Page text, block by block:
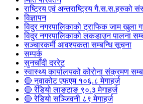
राष्ट्रिय एवं अन्तराष्ट्रिय गै.स.स.हरुको
विज्ञापन
विदुर नगरपालिकाको ट्राफिक जाम खुला
विदुर नगरपालिकाको लकडाउन पालना
सञ्चारकर्मी आवश्यकता सम्बन्धि सूचना
सम्पर्क
सुनचाँदी दररेट
स्वास्थ्य कार्यालयको कोरोना संक्रमण
🔴 नुवाकोट एफएम १०६.८ मेगाहर्ज
🔴 रेडियो लाङटाङ ९०.३ मेगाहर्ज
🔴 रेडियो सञ्जिवनी ८९ मेगाहर्ज